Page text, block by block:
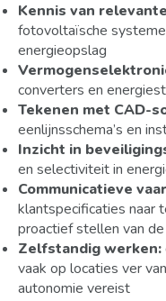
Kennis van
fotovoltaïsche
energieopslag
converters en
Tekenen met CAD-
eenlijnsschema’s en
Inzicht in
en selectiviteit in
Communicatieve
klantspecificaties naar
proactief stellen van
Zelfstandig werken:
vaak op locaties ver
autonomie vereist